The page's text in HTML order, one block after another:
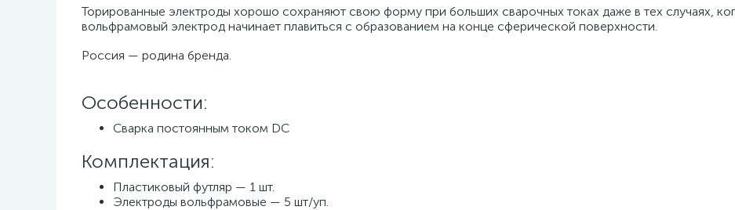
Торированные электроды хорошо сохраняют свою форму при больших сварочных токах даже в тех случаях,
вольфрамовый электрод начинает плавиться с образованием на конце сферической поверхности.
Россия — родина бренда.
Особенности:
Сварка постоянным током DC
Комплектация:
Пластиковый футляр — 1 шт.
Электроды вольфрамовые — 5 шт/уп.